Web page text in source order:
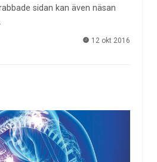
sidan kan även näsan
12 okt 2016